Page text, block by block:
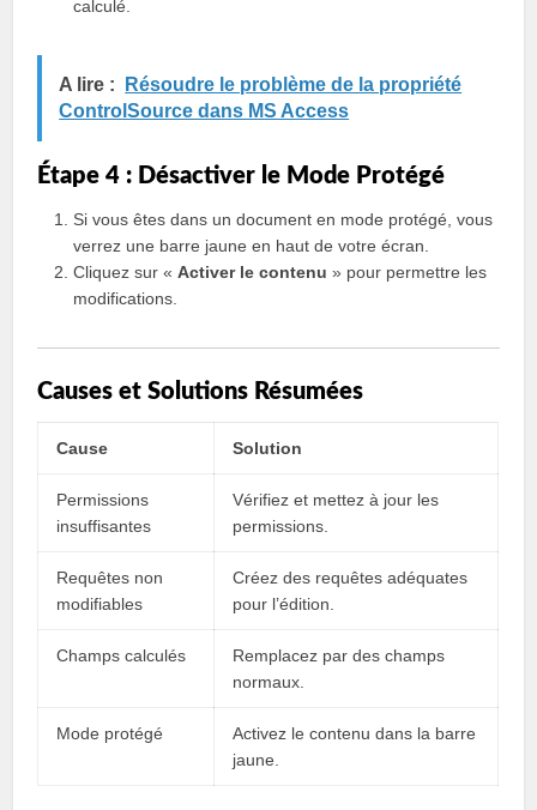
calculé.
A lire :
Résoudre le problème de la propriété
ControlSource dans MS Access
Étape 4 : Désactiver le Mode Protégé
Si vous êtes dans un document en mode protégé, vous
verrez une barre jaune en haut de votre écran.
Cliquez sur «Activer le contenu » pour permettre les
modifications.
Causes et Solutions Résumées
Cause Solution
Permissions
insuffisantes
Vérifiez et mettez à jour les
permissions.
Requêtes non
modifiables
Créez des requêtes adéquates
pour l’édition.
Champs calculés
Remplacez par des champs
normaux.
Mode protégé
Activez le contenu dans la barre
jaune.